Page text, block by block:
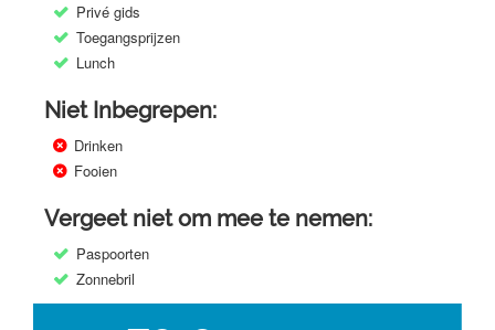
Privé gids
Toegangsprijzen
Lunch
Niet Inbegrepen:
Drinken
Fooien
Vergeet niet om mee te nemen:
Paspoorten
Zonnebril